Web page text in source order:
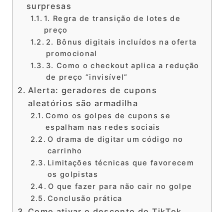
surpresas
1. Regra de transição de lotes de
preço
2. Bônus digitais incluídos na oferta
promocional
3. Como o checkout aplica a redução
de preço “invisível”
Alerta: geradores de cupons
aleatórios são armadilha
Como os golpes de cupons se
espalham nas redes sociais
O drama de digitar um código no
carrinho
Limitações técnicas que favorecem
os golpistas
O que fazer para não cair no golpe
Conclusão prática